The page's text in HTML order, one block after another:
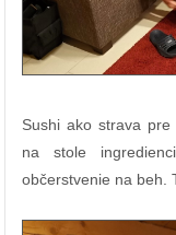
Sushi ako strava
na stole
občerstvenie na beh.